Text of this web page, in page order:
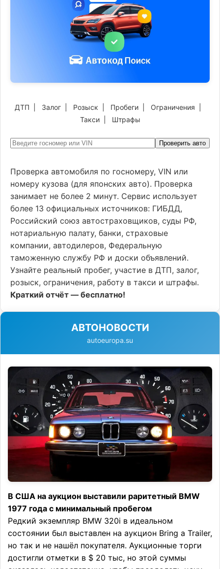
ДТП Залог Розыск Пробеги Ограничения
Такси| Штрафы
Проверить авто
Проверка автомобиля по госномеру, VIN или
номеру кузова (для японских авто). Проверка
занимает не более 2 минут. Сервис использует
более 13 официальных источников: ГИБДД,
Российский союз автостраховщиков, суды РФ,
нотариальную палату, банки, страховые
компании, автодилеров, Федеральную
таможенную службу РФ и доски объявлений.
Узнайте реальный пробег, участие в ДТП, залог,
розыск, ограничения, работу в такси и штрафы.
Краткий отчёт — бесплатно!
АВТОНОВОСТИ
autoeuropa.su
В США на аукцион выставили раритетный BMW
1977 года с минимальный пробегом
Редкий экземпляр BMW 320i в идеальном
состоянии был выставлен на аукцион Bring a Trailer,
но так и не нашёл покупателя. Аукционные торги
достигли отметки в $ 20 тыс, но этой суммы